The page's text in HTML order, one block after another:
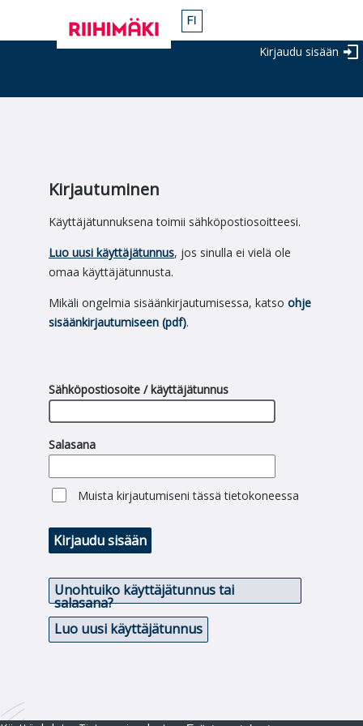
Kirjaudu sisään
Kirjautuminen
Käyttäjätunnuksena toimii sähköpostiosoitteesi.
Luo uusi käyttäjätunnus, jos sinulla ei vielä ole
omaa käyttäjätunnusta.
Mikäli ongelmia sisäänkirjautumisessa, katso ohje
sisäänkirjautumiseen (pdf).
Sähköpostiosoite / käyttäjätunnus
Salasana
Muista kirjautumiseni tässä tietokoneessa
Kirjaudu sisään
Unohtuiko käyttäjätunnus tai
salasana?
Luo uusi käyttäjätunnus